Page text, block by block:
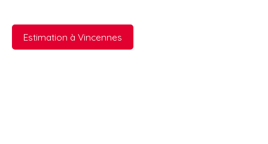
Estimation à Vincennes